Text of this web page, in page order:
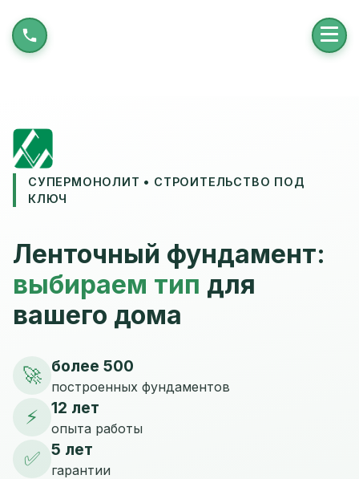
СУПЕРМОНОЛИТ • СТРОИТЕЛЬСТВО ПОД
КЛЮЧ
Ленточный фундамент:
выбираем тип для
вашего дома
🚀 более 500
построенных фундаментов
⚡ 12 лет
опыта работы
✅ 5 лет
гарантии